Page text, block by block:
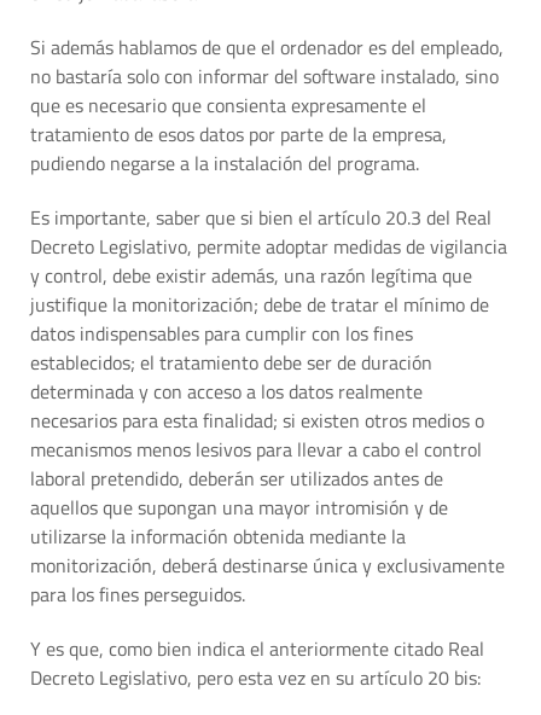
Si además hablamos de que el ordenador es del empleado,
no bastaría solo con informar del software instalado, sino
que es necesario que consienta expresamente el
tratamiento de esos datos por parte de la empresa,
pudiendo negarse a la instalación del programa.
Es importante, saber que si bien el artículo 20.3 del Real
Decreto Legislativo, permite adoptar medidas de vigilancia
y control, debe existir además, una razón legítima que
justifique la monitorización; debe de tratar el mínimo de
datos indispensables para cumplir con los fines
establecidos; el tratamiento debe ser de duración
determinada y con acceso a los datos realmente
necesarios para esta finalidad; si existen otros medios o
mecanismos menos lesivos para llevar a cabo el control
laboral pretendido, deberán ser utilizados antes de
aquellos que supongan una mayor intromisión y de
utilizarse la información obtenida mediante la
monitorización, deberá destinarse única y exclusivamente
para los fines perseguidos.
Y es que, como bien indica el anteriormente citado Real
Decreto Legislativo, pero esta vez en su artículo 20 bis: